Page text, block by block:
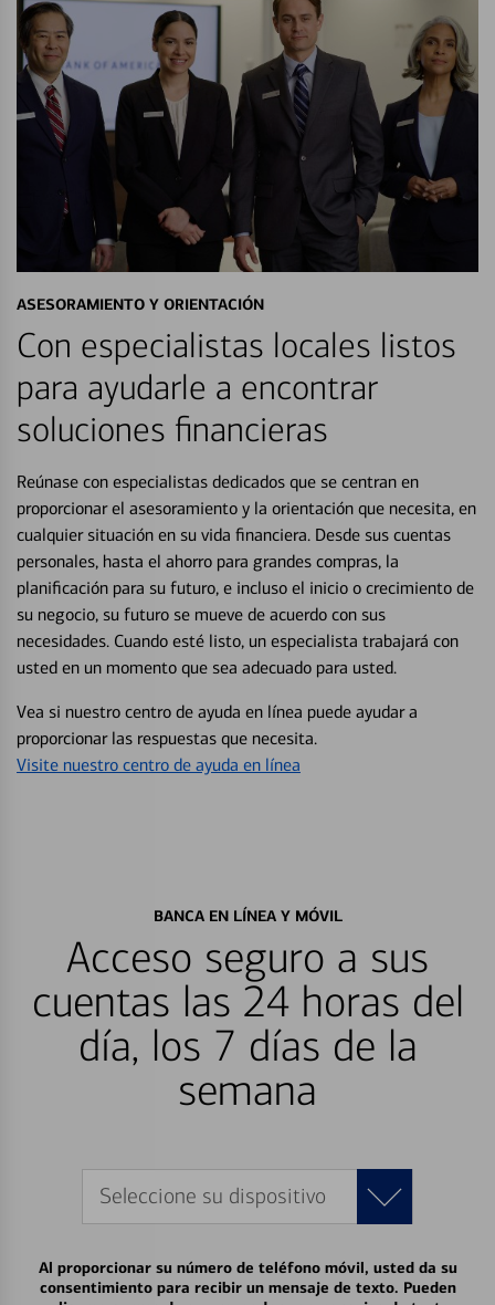
ASESORAMIENTO Y ORIENTACIÓN
Con especialistas locales listos
para ayudarle a encontrar
soluciones financieras
Reúnase con especialistas dedicados que se centran en
proporcionar el asesoramiento y la orientación que necesita, en
cualquier situación en su vida financiera. Desde sus cuentas
personales, hasta el ahorro para grandes compras, la
planificación para su futuro, e incluso el inicio o crecimiento de
su negocio, su futuro se mueve de acuerdo con sus
necesidades. Cuando esté listo, un especialista trabajará con
usted en un momento que sea adecuado para usted.
Vea si nuestro centro de ayuda en línea puede ayudar a
proporcionar las respuestas que necesita.
Visite nuestro centro de ayuda en línea
BANCA EN LÍNEA Y MÓVIL
Acceso seguro a sus
cuentas las 24 horas del
día, los 7 días de la
semana
Seleccione su dispositivo
Al proporcionar su número de teléfono móvil, usted da su
consentimiento para recibir un mensaje de texto. Pueden